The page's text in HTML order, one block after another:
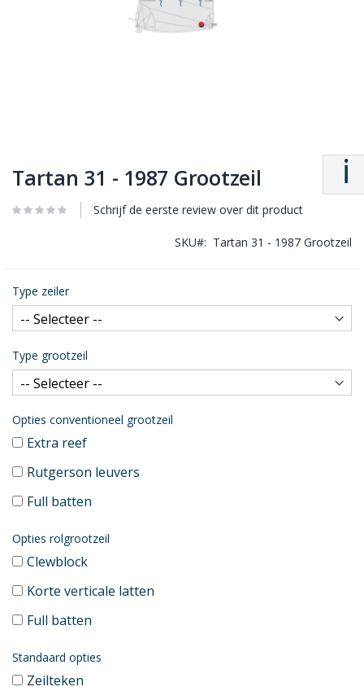
Tartan 31 - 1987 Grootzeil
Schrijf de eerste review over dit product
SKU Tartan 31 - 1987 Grootzeil
Type zeiler
Type grootzeil
Opties conventioneel grootzeil
Extra reef
Rutgerson leuvers
Full batten
Opties rolgrootzeil
Clewblock
Korte verticale latten
Full batten
Standaard opties
Zeilteken